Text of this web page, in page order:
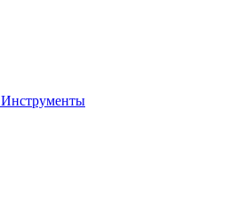
Инструменты